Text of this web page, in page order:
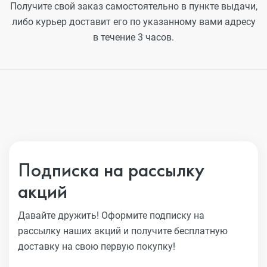
Получите свой заказ самостоятельно в пункте выдачи,
либо курьер доставит его по указанному вами адресу
в течение 3 часов.
Подписка на рассылку
акций
Давайте дружить! Оформите подписку на
рассылку наших акций и получите бесплатную
доставку на свою первую покупку!